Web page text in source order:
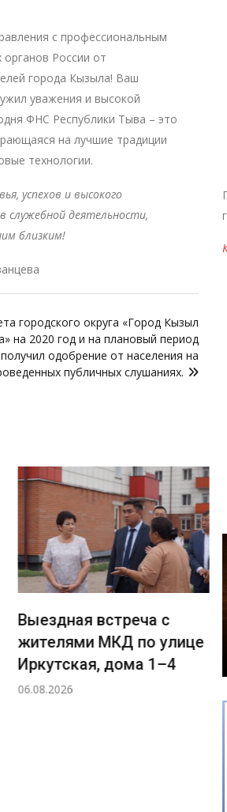
с профессиональным
России от
города Кызыла! Ваш
уважения и высокой
ФНС Республики Тыва – это
на лучшие традиции
технологии.
успехов и высокого
служебной деятельности,
близким!
городского округа «Город Кызыл
на 2020 год и на плановый период
одобрение от населения на
публичных слушаниях.
Выездная встреча с
жителями МКД по улице
Иркутская, дома 1–4
06.08.2026